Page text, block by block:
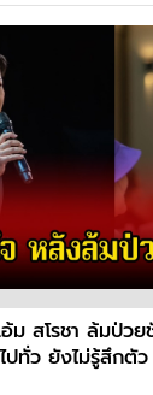
ม สโรชา ล้มป่ว
ไปทั่ว ยังไม่รู้สึกตั